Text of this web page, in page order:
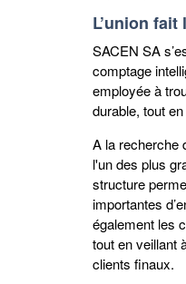
L’union fait
SACEN SA
comptage
employée à
durable, tout
A la recherche
l'un des plus
structure
importantes
également les
tout en veillant
clients finaux.